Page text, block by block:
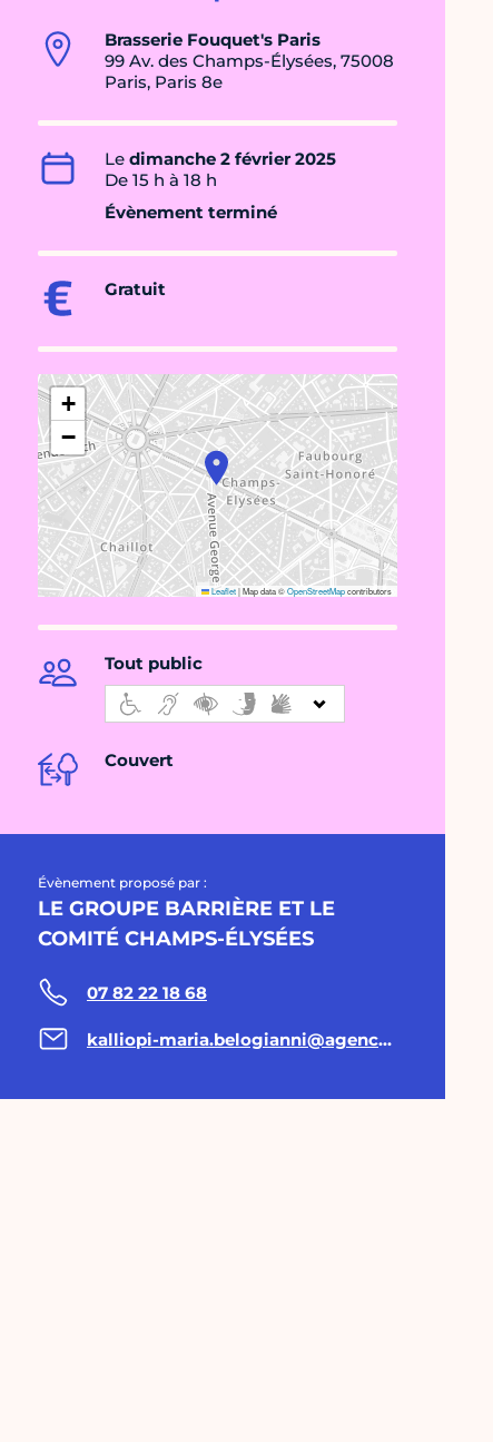
Brasserie Fouquet's Paris
99 Av. des Champs-Élysées, 75008
Paris, Paris 8e
Le dimanche 2 février 2025
De 15 h à 18 h
Évènement terminé
Gratuit
+
−
Leaflet|Map data ©OpenStreetMapcontributors
Tout public
Couvert
Évènement proposé par :
LE GROUPE BARRIÈRE ET LE
COMITÉ CHAMPS-ÉLYSÉES
07 82 22 18 68
kalliopi-maria.belogianni@agenceproches.com